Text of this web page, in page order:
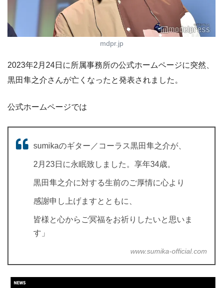
mdpr.jp
2023年2月24日に所属事務所の公式ホームページに突然、
黒田隼之介さんが亡くなったと発表されました。
公式ホームページでは
sumikaのギター／コーラス黒田隼之介が、
2月23日に永眠致しました。享年34歳。
黒田隼之介に対する生前のご厚情に心より
感謝申し上げますとともに、
皆様と心からご冥福をお祈りしたいと思いま
す」
www.sumika-official.com